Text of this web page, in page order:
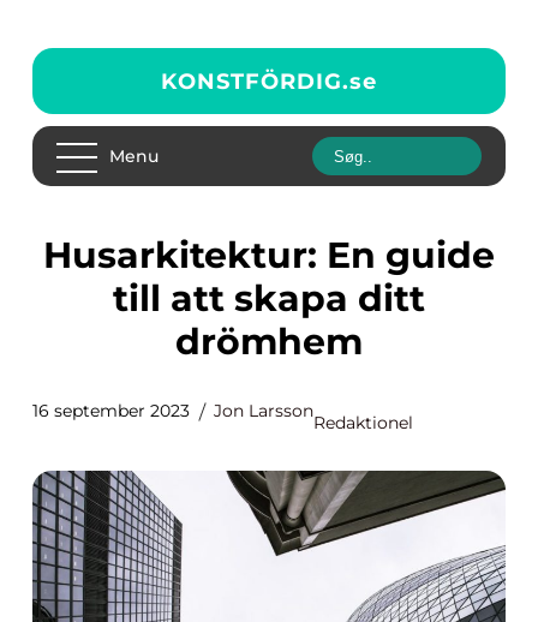
KONSTFÖRDIG.se
Menu
Husarkitektur: En guide
till att skapa ditt
drömhem
16 september 2023 Jon Larsson
Redaktionel